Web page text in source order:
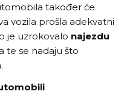
također će
vozila prošla adekvatni
je uzrokovalo najezdu
te se nadaju što